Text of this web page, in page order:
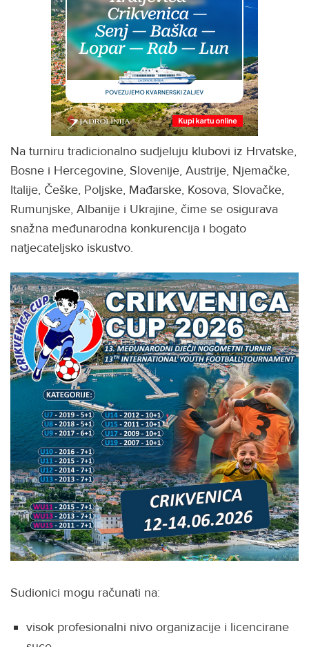
Na turniru tradicionalno sudjeluju klubovi iz Hrvatske,
Bosne i Hercegovine, Slovenije, Austrije, Njemačke,
Italije, Češke, Poljske, Mađarske, Kosova, Slovačke,
Rumunjske, Albanije i Ukrajine, čime se osigurava
snažna međunarodna konkurencija i bogato
natjecateljsko iskustvo.
Sudionici mogu računati na:
visok profesionalni nivo organizacije i licencirane